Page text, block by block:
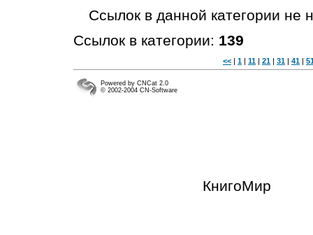
Ссылок в данной категории не
Ссылок в категории: 139
<< | 1 | 11 | 21 | 31 | 41 |
Powered by CNCat 2.0
© 2002-2004 CN-Software
КнигоМир